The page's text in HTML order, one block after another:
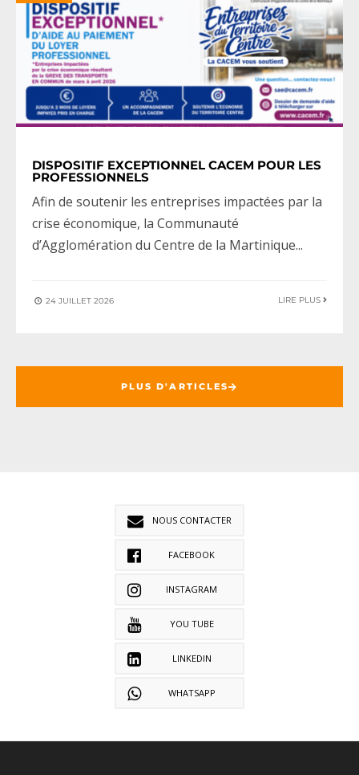
DISPOSITIF EXCEPTIONNEL CACEM POUR LES
PROFESSIONNELS
Afin de soutenir les entreprises impactées par la
crise économique, la Communauté
d’Agglomération du Centre de la Martinique...
24 JUILLET 2026 LIRE PLUS
PLUS D'ARTICLES
NOUS CONTACTER
FACEBOOK
INSTAGRAM
YOU TUBE
LINKEDIN
WHATSAPP